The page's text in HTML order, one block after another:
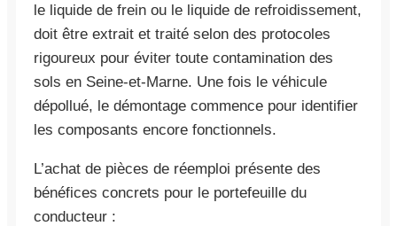
le liquide de frein ou le liquide de refroidissement,
doit être extrait et traité selon des protocoles
rigoureux pour éviter toute contamination des
sols en Seine-et-Marne. Une fois le véhicule
dépollué, le démontage commence pour identifier
les composants encore fonctionnels.
L’achat de pièces de réemploi présente des
bénéfices concrets pour le portefeuille du
conducteur :